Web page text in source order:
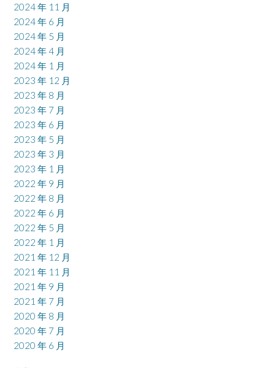
2024 年 11 月
2024 年 6 月
2024 年 5 月
2024 年 4 月
2024 年 1 月
2023 年 12 月
2023 年 8 月
2023 年 7 月
2023 年 6 月
2023 年 5 月
2023 年 3 月
2023 年 1 月
2022 年 9 月
2022 年 8 月
2022 年 6 月
2022 年 5 月
2022 年 1 月
2021 年 12 月
2021 年 11 月
2021 年 9 月
2021 年 7 月
2020 年 8 月
2020 年 7 月
2020 年 6 月